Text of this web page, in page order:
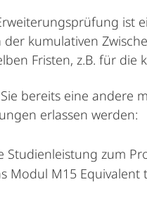
ist
der kumulativen
Fristen, z.B. für die
Sie bereits eine andere
erlassen werden:
Studienleistung zum
Modul M15